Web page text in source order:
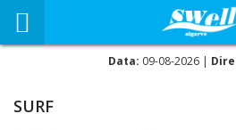
Data: 09-08-2026 |
SURF